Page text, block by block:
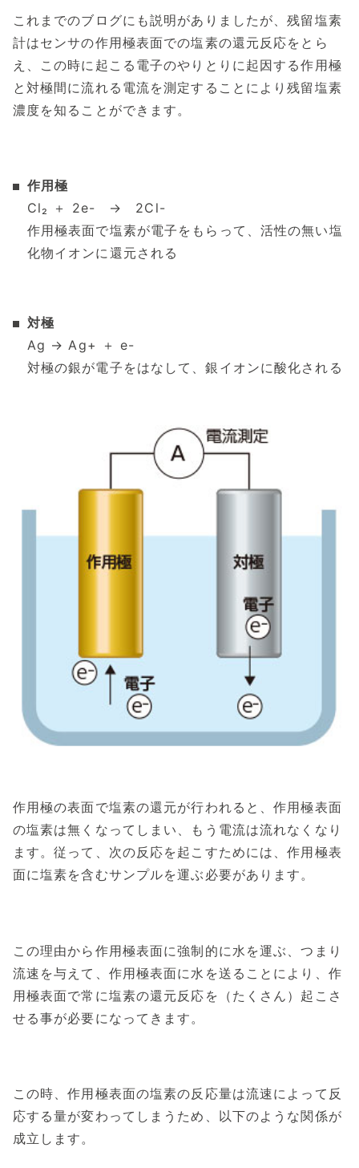
これまでのブログにも説明がありましたが、残留塩素
計はセンサの作用極表面での塩素の還元反応をとら
え、この時に起こる電子のやりとりに起因する作用極
と対極間に流れる電流を測定することにより残留塩素
濃度を知ることができます。
作用極
Cl₂ ＋ 2e- → 2Cl-
作用極表面で塩素が電子をもらって、活性の無い塩
化物イオンに還元される
対極
Ag → Ag+ ＋ e-
対極の銀が電子をはなして、銀イオンに酸化される
作用極の表面で塩素の還元が行われると、作用極表面
の塩素は無くなってしまい、もう電流は流れなくなり
ます。従って、次の反応を起こすためには、作用極表
面に塩素を含むサンプルを運ぶ必要があります。
この理由から作用極表面に強制的に水を運ぶ、つまり
流速を与えて、作用極表面に水を送ることにより、作
用極表面で常に塩素の還元反応を（たくさん）起こさ
せる事が必要になってきます。
この時、作用極表面の塩素の反応量は流速によって反
応する量が変わってしまうため、以下のような関係が
成立します。